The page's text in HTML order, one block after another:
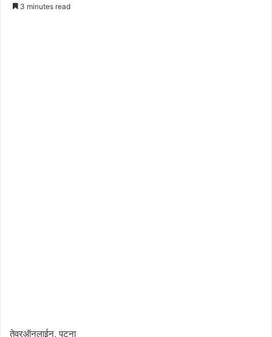
3 minutes read
तेवरऑनलाईन, पटना